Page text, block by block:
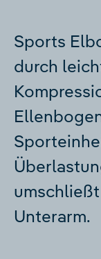
Sports
durch
Unterarm.